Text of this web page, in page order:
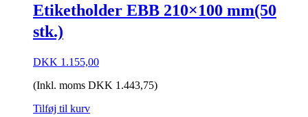
Etiketholder EBB 210×100 mm(50
stk.)
DKK 1.155,00
(Inkl. moms DKK 1.443,75)
Tilføj til kurv